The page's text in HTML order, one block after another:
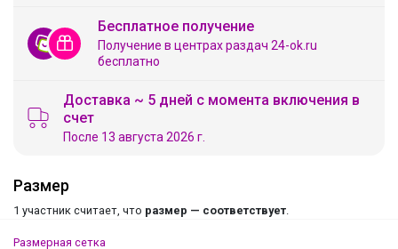
Бесплатное получение
Получение в центрах раздач 24-ok.ru
бесплатно
Доставка ~ 5 дней с момента включения в
счет
После 13 августа 2026 г.
Размер
1 участник считает, что размер — соответствует
Размерная сетка